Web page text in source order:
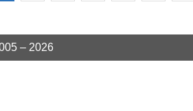
– 2026